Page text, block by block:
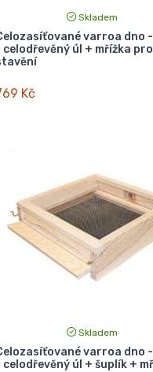
Skladem
varroa dno
celodřevěný úl + mřížka
Kč
Skladem
varroa dno
celodřevěný úl + šuplík +